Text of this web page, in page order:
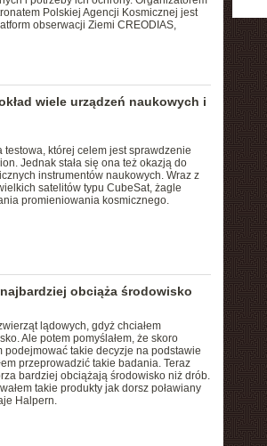
Polskiej Agencji Kosmicznej jest
obserwacji Ziemi CREODIAS,
wiele urządzeń naukowych i
testowa, której celem jest sprawdzenie
Jednak stała się ona też okazją do
instrumentów naukowych. Wraz z
satelitów typu CubeSat, żagle
promieniowania kosmicznego.
obciąża środowisko
lądowych, gdyż chciałem
Ale potem pomyślałem, że skoro
takie decyzje na podstawie
przeprowadzić takie badania. Teraz
bardziej obciążają środowisko niż drób.
takie produkty jak dorsz poławiany
Halpern.